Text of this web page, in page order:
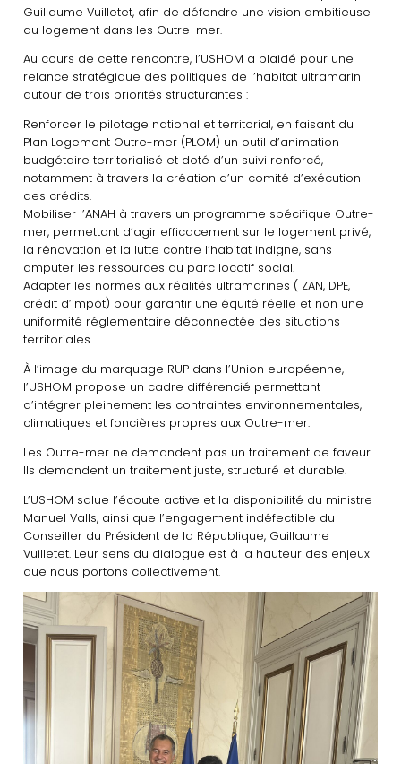
Guillaume Vuilletet, afin de défendre une vision ambitieuse
du logement dans les Outre-mer.
Au cours de cette rencontre, l’USHOM a plaidé pour une
relance stratégique des politiques de l’habitat ultramarin
autour de trois priorités structurantes :
Renforcer le pilotage national et territorial, en faisant du
Plan Logement Outre-mer (PLOM) un outil d’animation
budgétaire territorialisé et doté d’un suivi renforcé,
notamment à travers la création d’un comité d’exécution
des crédits.
Mobiliser l’ANAH à travers un programme spécifique Outre-
mer, permettant d’agir efficacement sur le logement privé,
la rénovation et la lutte contre l’habitat indigne, sans
amputer les ressources du parc locatif social.
Adapter les normes aux réalités ultramarines ( ZAN, DPE,
crédit d’impôt) pour garantir une équité réelle et non une
uniformité réglementaire déconnectée des situations
territoriales.
À l’image du marquage RUP dans l’Union européenne,
l’USHOM propose un cadre différencié permettant
d’intégrer pleinement les contraintes environnementales,
climatiques et foncières propres aux Outre-mer.
Les Outre-mer ne demandent pas un traitement de faveur.
Ils demandent un traitement juste, structuré et durable.
L’USHOM salue l’écoute active et la disponibilité du ministre
Manuel Valls, ainsi que l’engagement indéfectible du
Conseiller du Président de la République, Guillaume
Vuilletet. Leur sens du dialogue est à la hauteur des enjeux
que nous portons collectivement.